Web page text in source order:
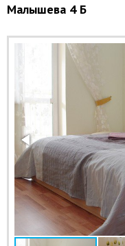
Малышева 4 Б